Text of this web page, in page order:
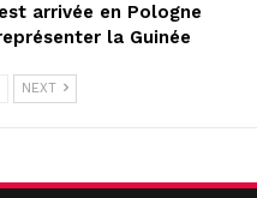
arrivée en Pologne
la Guinée
NEXT